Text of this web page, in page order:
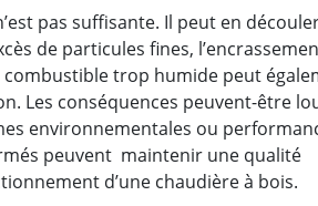
pas suffisante. Il peut en
de particules fines,
trop humide peut
Les conséquences peuvent-être
environnementales ou
peuvent maintenir une qualité
d’une chaudière à bois.